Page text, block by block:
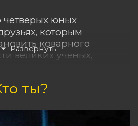
четверых юных
которым
коварного
великих ученых,
ты?